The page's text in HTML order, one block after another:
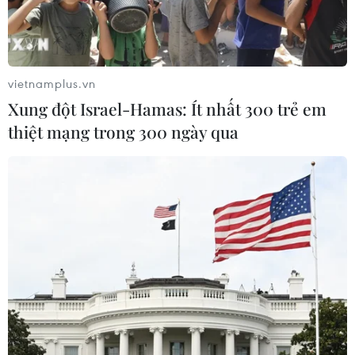
#Tập đoàn quảng cáo WPP
#Google #Facebook
#Amazon
#tin tức 24h
#tin tức mới nhất trong ngày
#tin tức thời sự
#tin tức hot
#tin tức an ninh #tin tức hot
#an ninh
#an ninh nghệ an
#thời sự
#thời sự hôm nay
#bản tin thời sự
#tội phạm
#truy nã
vietnamplus.vn
Xung đột Israel-Hamas: Ít nhất 300 trẻ em
thiệt mạng trong 300 ngày qua